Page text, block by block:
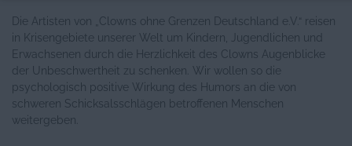
Die Artisten von „Clowns ohne Grenzen Deutschland e.V.“ reisen
in Krisengebiete unserer Welt um Kindern, Jugendlichen und
Erwachsenen durch die Herzlichkeit des Clowns Augenblicke
der Unbeschwertheit zu schenken. Wir wollen so die
psychologisch positive Wirkung des Humors an die von
schweren Schicksalsschlägen betroffenen Menschen
weitergeben.